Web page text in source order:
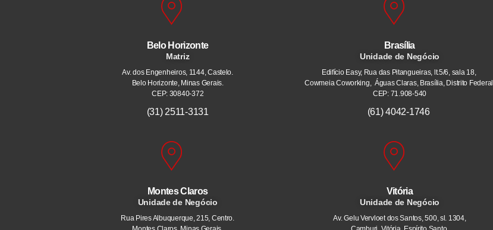
Belo Horizonte
Matriz
Av. dos Engenheiros, 1144, Castelo.
Belo Horizonte, Minas Gerais.
CEP: 30840-372
(31) 2511-3131
Montes Claros
Unidade de Negócio
Rua Pires Albuquerque, 215, Centro.
Brasília
Unidade de Negócio
Edifício Easy, Rua das Pitangueiras, lt.5/6, sala 18,
Cowmeia Coworking, Águas Claras, Brasília, Distrito
CEP: 71.908-540
(61) 4042-1746
Vitória
Unidade de Negócio
Av. Gelu Vervloet dos Santos, 500, sl. 1304,